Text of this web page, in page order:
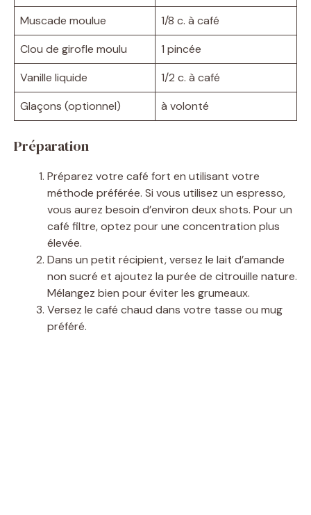
Muscade moulue
1/8 c. à café
Clou de girofle moulu
1 pincée
Vanille liquide
1/2 c. à café
Glaçons (optionnel)
à volonté
Préparation
Préparez votre café fort en utilisant votre
méthode préférée. Si vous utilisez un espresso,
vous aurez besoin d’environ deux shots. Pour un
café filtre, optez pour une concentration plus
élevée.
Dans un petit récipient, versez le lait d’amande
non sucré et ajoutez la purée de citrouille nature.
Mélangez bien pour éviter les grumeaux.
Versez le café chaud dans votre tasse ou mug
préféré.